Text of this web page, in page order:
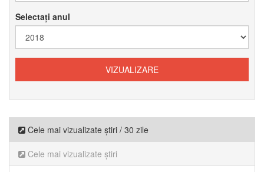
Selectați anul
Cele mai vizualizate știri / 30 zile
Cele mai vizualizate știri